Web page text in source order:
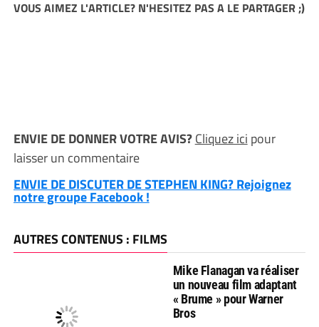
VOUS AIMEZ L'ARTICLE? N'HESITEZ PAS A LE PARTAGER ;)
ENVIE DE DONNER VOTRE AVIS?Cliquez ici pour
laisser un commentaire
ENVIE DE DISCUTER DE STEPHEN KING? Rejoignez
notre groupe Facebook !
AUTRES CONTENUS : FILMS
Mike Flanagan va réaliser
un nouveau film adaptant
« Brume » pour Warner
Bros